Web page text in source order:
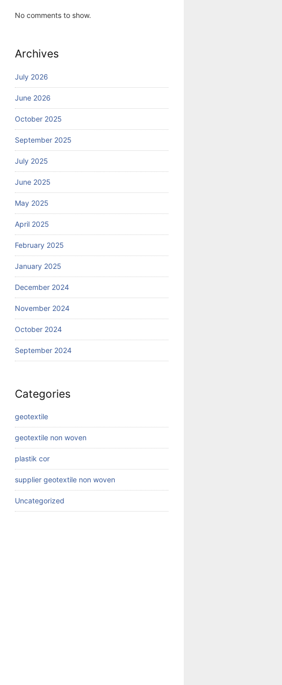
No comments to show.
Archives
July 2026
June 2026
October 2025
September 2025
July 2025
June 2025
May 2025
April 2025
February 2025
January 2025
December 2024
November 2024
October 2024
September 2024
Categories
geotextile
geotextile non woven
plastik cor
supplier geotextile non woven
Uncategorized